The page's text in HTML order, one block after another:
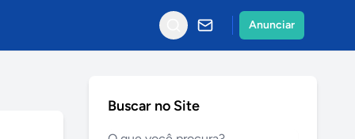
Anunciar
Buscar no Site